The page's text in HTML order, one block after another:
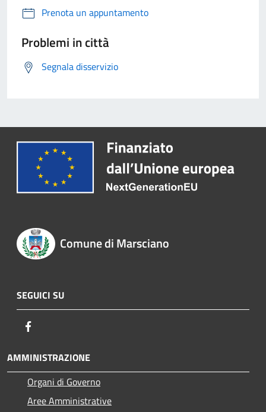
Prenota un appuntamento
Problemi in città
Segnala disservizio
Comune di Marsciano
SEGUICI SU
AMMINISTRAZIONE
Organi di Governo
Aree Amministrative